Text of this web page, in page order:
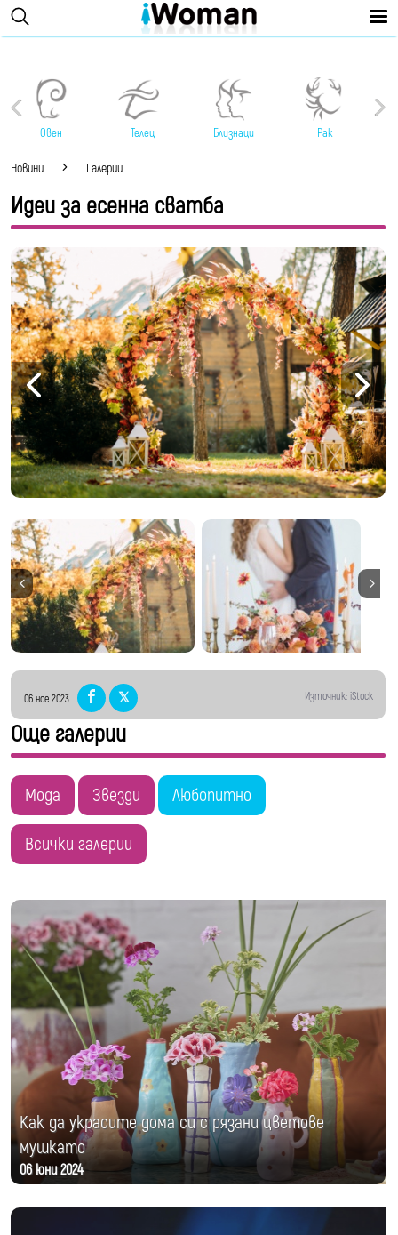
Овен Телец Близнаци Рак
Новини Галерии
Идеи за есенна сватба
Снимки: iStock
06 ное 2023 Източник: iStock
Още галерии
Мода Звезди Любопитно
Всички галерии
Как да украсите дома си с рязани цветове
мушкато
06 юни 2024